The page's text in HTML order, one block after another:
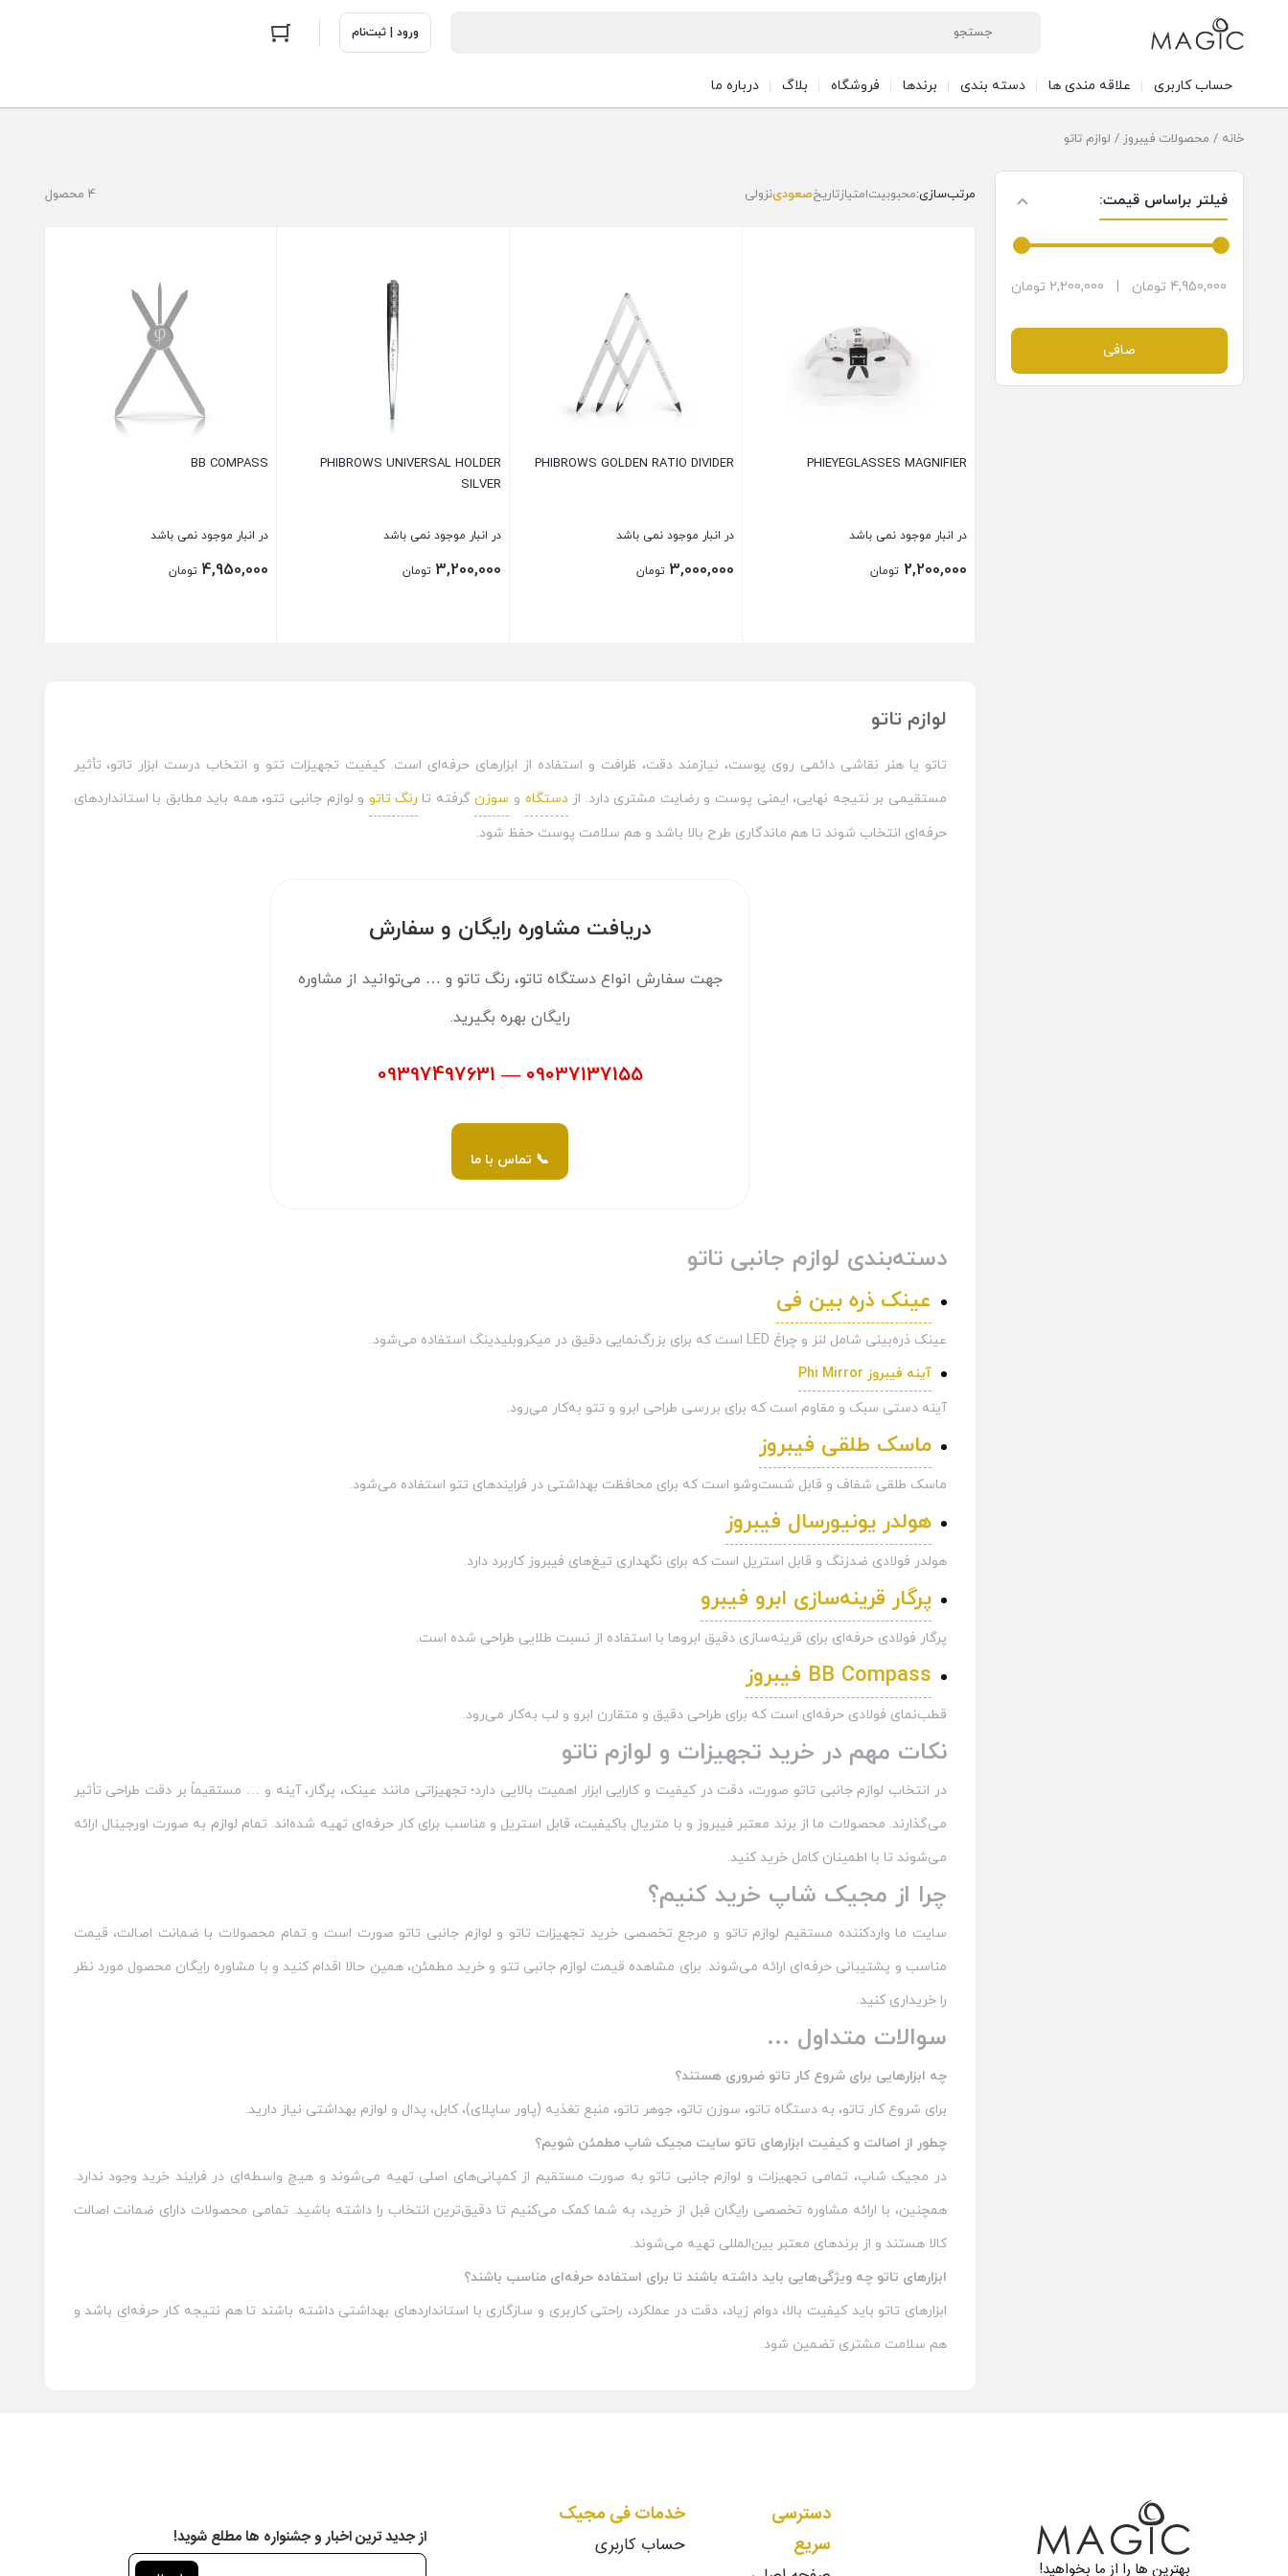
ورود | ثبت‌نام
حساب کاربری علاقه مندی ها دسته بندی برندها فروشگاه بلاگ درباره ما
خانه / محصولات فیبروز / لوازم تاتو
فیلتر براساس قیمت:
2,200,000 تومان | 4,950,000 تومان
صافی
4 محصول مرتب‌سازی:محبوبیتامتیازتاریخصعودینزولی
PHIEYEGLASSES MAGNIFIER
در انبار موجود نمی باشد
2,200,000 تومان
PHIBROWS GOLDEN RATIO DIVIDER
در انبار موجود نمی باشد
3,000,000 تومان
PHIBROWS UNIVERSAL HOLDER
SILVER
در انبار موجود نمی باشد
3,200,000 تومان
BB COMPASS
در انبار موجود نمی باشد
4,950,000 تومان
لوازم تاتو
تاتو یا هنر نقاشی دائمی روی پوست، نیازمند دقت، ظرافت و استفاده از ابزارهای حرفه‌ای است. کیفیت تجهیزات تتو و انتخاب درست ابزار تاتو، تأثیر
مستقیمی بر نتیجه نهایی، ایمنی پوست و رضایت مشتری دارد. ازدستگاه و سوزنگرفته تا رنگ تاتو و لوازم جانبی تتو، همه باید مطابق با استانداردهای
حرفه‌ای انتخاب شوند تا هم ماندگاری طرح بالا باشد و هم سلامت پوست حفظ شود.
دریافت مشاوره رایگان و سفارش
جهت سفارش انواع دستگاه تاتو، رنگ تاتو و … می‌توانید از مشاوره
رایگان بهره بگیرید.
09037137155 — 09397497631
📞 تماس با ما
دسته‌بندی لوازم جانبی تاتو
عینک ذره بین فی
عینک ذره‌بینی شامل لنز و چراغ LED است که برای بزرگ‌نمایی دقیق در میکروبلیدینگ استفاده می‌شود.
آینه فیبروز Phi Mirror
آینه دستی سبک و مقاوم است که برای بررسی طراحی ابرو و تتو به‌کار می‌رود.
ماسک طلقی فیبروز
ماسک طلقی شفاف و قابل شست‌وشو است که برای محافظت بهداشتی در فرایندهای تتو استفاده می‌شود.
هولدر یونیورسال فیبروز
هولدر فولادی ضدزنگ و قابل استریل است که برای نگهداری تیغ‌های فیبروز کاربرد دارد.
پرگار قرینه‌سازی ابرو فیبرو
پرگار فولادی حرفه‌ای برای قرینه‌سازی دقیق ابروها با استفاده از نسبت طلایی طراحی شده است.
BB Compass فیبروز
قطب‌نمای فولادی حرفه‌ای است که برای طراحی دقیق و متقارن ابرو و لب به‌کار می‌رود.
نکات مهم در خرید تجهیزات و لوازم تاتو
در انتخاب لوازم جانبی تاتو صورت، دقت در کیفیت و کارایی ابزار اهمیت بالایی دارد؛ تجهیزاتی مانند عینک، پرگار، آینه و … مستقیماً بر دقت طراحی تأثیر
می‌گذارند. محصولات ما از برند معتبر فیبروز و با متریال باکیفیت، قابل استریل و مناسب برای کار حرفه‌ای تهیه شده‌اند. تمام لوازم به‌ صورت اورجینال ارائه
می‌شوند تا با اطمینان کامل خرید کنید.
چرا از مجیک شاپ خرید کنیم؟
سایت ما واردکننده مستقیم لوازم تاتو و مرجع تخصصی خرید تجهیزات تاتو و لوازم جانبی تاتو صورت است و تمام محصولات با ضمانت اصالت، قیمت
مناسب و پشتیبانی حرفه‌ای ارائه می‌شوند. برای مشاهده قیمت لوازم جانبی تتو و خرید مطمئن، همین حالا اقدام کنید و با مشاوره رایگان محصول مورد نظر
را خریداری کنید.
سوالات متداول …
چه ابزارهایی برای شروع کار تاتو ضروری هستند؟
برای شروع کار تاتو، به دستگاه تاتو، سوزن تاتو، جوهر تاتو، منبع تغذیه (پاور ساپلای)، کابل، پدال و لوازم بهداشتی نیاز دارید.
چطور از اصالت و کیفیت ابزارهای تاتو سایت مجیک شاپ مطمئن شویم؟
در مجیک شاپ، تمامی تجهیزات و لوازم جانبی تاتو به‌ صورت مستقیم از کمپانی‌های اصلی تهیه می‌شوند و هیچ واسطه‌ای در فرایند خرید وجود ندارد.
همچنین، با ارائه مشاوره تخصصی رایگان قبل از خرید، به شما کمک می‌کنیم تا دقیق‌ترین انتخاب را داشته باشید. تمامی محصولات دارای ضمانت اصالت
کالا هستند و از برندهای معتبر بین‌المللی تهیه می‌شوند.
ابزارهای تاتو چه ویژگی‌هایی باید داشته باشند تا برای استفاده حرفه‌ای مناسب باشند؟
ابزارهای تاتو باید کیفیت بالا، دوام زیاد، دقت در عملکرد، راحتی کاربری و سازگاری با استانداردهای بهداشتی داشته باشند تا هم نتیجه کار حرفه‌ای باشد و
هم سلامت مشتری تضمین شود.
بهترین ها را از ما بخواهید!
دسترسی
سریع
خدمات فی مجیک
حساب کاربری
از جدید ترین اخبار و جشنواره ها مطلع شوید!